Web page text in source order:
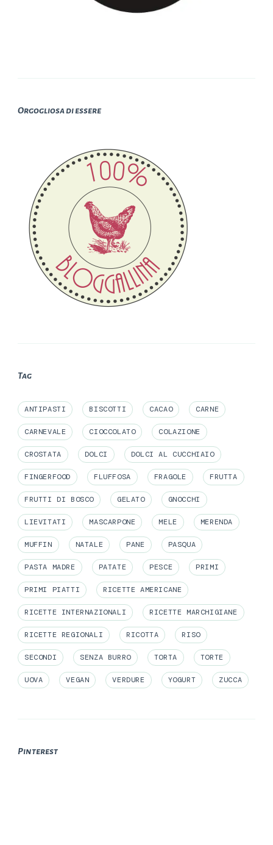
Orgogliosa di essere
Tag
ANTIPASTI BISCOTTI CACAO CARNE
CARNEVALE CIOCCOLATO COLAZIONE
CROSTATA DOLCI DOLCI AL CUCCHIAIO
FINGERFOOD FLUFFOSA FRAGOLE FRUTTA
FRUTTI DI BOSCO GELATO GNOCCHI
LIEVITATI MASCARPONE MELE MERENDA
MUFFIN NATALE PANE PASQUA
PASTA MADRE PATATE PESCE PRIMI
PRIMI PIATTI RICETTE AMERICANE
RICETTE INTERNAZIONALI RICETTE MARCHIGIANE
RICETTE REGIONALI RICOTTA RISO
SECONDI SENZA BURRO TORTA TORTE
UOVA VEGAN VERDURE YOGURT ZUCCA
Pinterest